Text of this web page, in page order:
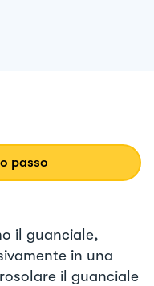
passo
il guanciale,
in una
il guanciale